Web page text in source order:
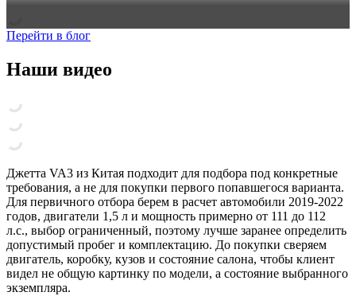
Перейти в блог
Наши видео
Джетта VA3 из Китая подходит для подбора под конкретные
требования, а не для покупки первого попавшегося варианта.
Для первичного отбора берем в расчет автомобили 2019-2022
годов, двигатели 1,5 л и мощность примерно от 111 до 112
л.с., выбор ограниченный, поэтому лучше заранее определить
допустимый пробег и комплектацию. До покупки сверяем
двигатель, коробку, кузов и состояние салона, чтобы клиент
видел не общую картинку по модели, а состояние выбранного
экземпляра.